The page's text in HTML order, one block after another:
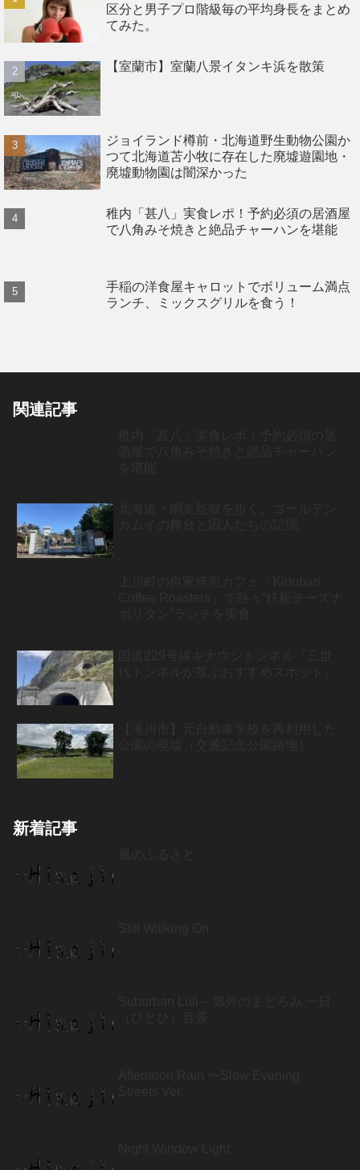
区分と男子プロ階級毎の平均身長をまとめ
てみた。
【室蘭市】室蘭八景イタンキ浜を散策
ジョイランド樽前・北海道野生動物公園か
つて北海道苫小牧に存在した廃墟遊園地・
廃墟動物園は闇深かった
稚内「甚八」実食レポ！予約必須の居酒屋
で八角みそ焼きと絶品チャーハンを堪能
手稲の洋食屋キャロットでボリューム満点
ランチ、ミックスグリルを食う！
関連記事
新着記事